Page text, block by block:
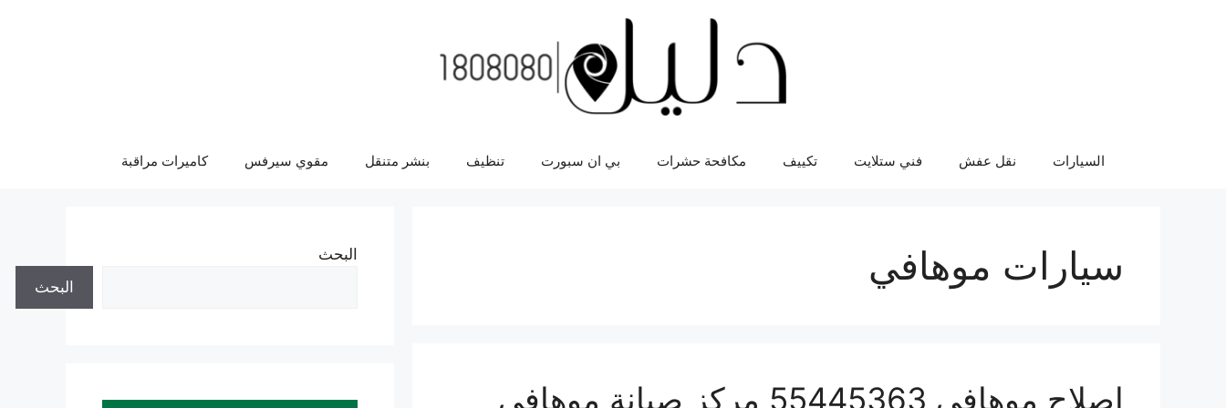
السيارات نقل عفش فني ستلايت تكييف مكافحة حشرات بي ان سبورت تنظيف بنشر متنقل مقوي سيرفس كاميرات مراقبة
سيارات موهافي
اصلاح موهافي 55445363 مركز صيانة موهافي
البحث
البحث